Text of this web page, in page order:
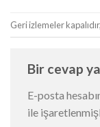
Geri izlemeler
Bir cevap
E-posta
ile